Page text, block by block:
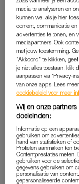
Al facetimend met
zijkant bekijkt,
hard lachen en zeg
met wie moet ik dat
zegt grappend: ‘Je
wanneer is nu
de waarheid. Het
er eigenlijk nooit
media te analyseren en
kunnen we, als je hier
content, communicatie
advertenties te tonen, en
mediapartners. Ook
met jouw toestemming.
"Akkoord" te klikken,
je niet alles toestaan, klik
aanpassen via “Privacy-
van onze apps. Lees
cookiebeleid voor meer
Wij en onze
doeleinden:
Informatie op een
gebruiken om
hand van statistieken of
Profielen aanmaken ten
Contentprestaties meten.
gebruiken voor de
gegevens gebruiken om
personalisatie van
gepersonaliseerde